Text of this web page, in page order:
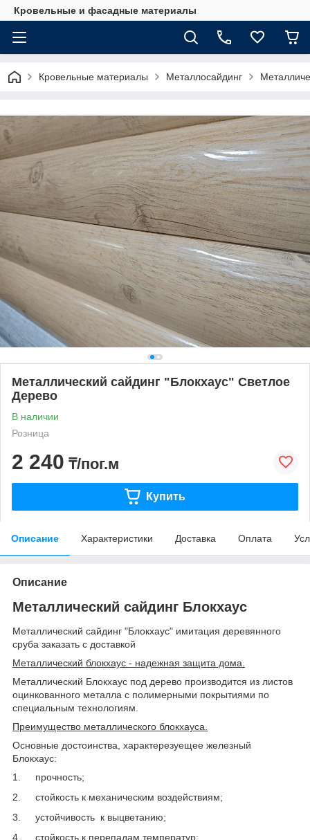
Кровельные и фасадные материалы
Кровельные материалы Металлосайдинг
Металлический сайдинг "Блокхаус" Светлое
Дерево
В наличии
Розница
2 240 ₸/пог.м
Купить
Описание Характеристики Доставка Оплата
Описание
Металлический сайдинг Блокхаус
Металлический сайдинг "Блокхаус" имитация деревянного
сруба заказать с доставкой
Металлический блокхаус - надежная защита дома.
Металлический Блокхаус под дерево производится из листов
оцинкованного металла с полимерными покрытиями по
специальным технологиям.
Преимущество металлического блокхауса.
Основные достоинства, характерезуещее железный
Блокхаус:
1.
прочность;
2.
стойкость к механическим воздействиям;
3.
устойчивость к выцветанию;
4.
стойкость к перепадам температур;